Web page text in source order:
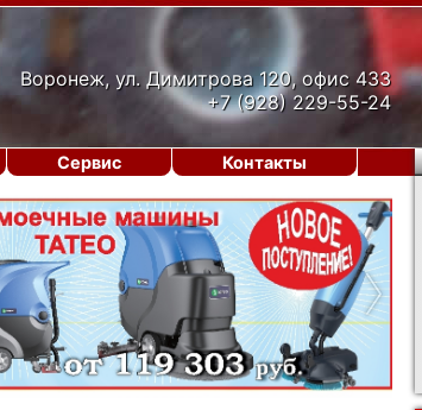
Воронеж, ул. Димитрова 120, офис 433
+7 (928) 229-55-24
›
Сервис Контакты